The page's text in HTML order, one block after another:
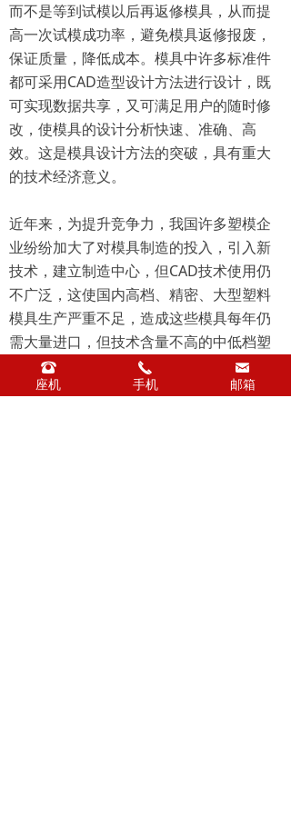
而不是等到试模以后再返修模具，从而提
高一次试模成功率，避免模具返修报废，
保证质量，降低成本。模具中许多标准件
都可采用CAD造型设计方法进行设计，既
可实现数据共享，又可满足用户的随时修
改，使模具的设计分析快速、准确、高
效。这是模具设计方法的突破，具有重大
的技术经济意义。
近年来，为提升竞争力，我国许多塑模企
业纷纷加大了对模具制造的投入，引入新
技术，建立制造中心，但CAD技术使用仍
不广泛，这使国内高档、精密、大型塑料
模具生产严重不足，造成这些模具每年仍
需大量进口，但技术含量不高的中低档塑
料模具却供过于求。
뀰
座机
끅
手机
낂
邮箱